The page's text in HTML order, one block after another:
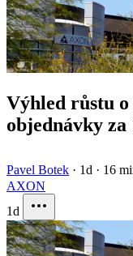
Výhled růstu o
objednávky
Pavel Botek · 1d · 16
AXON
1d